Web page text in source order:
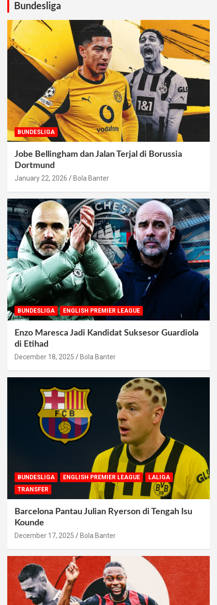
Bundesliga
BUNDESLIGA
Jobe Bellingham dan Jalan Terjal di Borussia
Dortmund
January 22, 2026 Bola Banter
BUNDESLIGA ENGLISH PREMIER LEAGUE
Enzo Maresca Jadi Kandidat Suksesor Guardiola
di Etihad
December 18, 2025 Bola Banter
BUNDESLIGA ENGLISH PREMIER LEAGUE
LALIGA
TRANSFER
Barcelona Pantau Julian Ryerson di Tengah Isu
Kounde
December 17, 2025 Bola Banter